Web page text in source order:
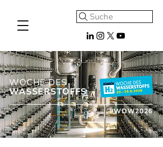
Suche
WOCHE DES
WASSERSTOFFS
#WDW2026